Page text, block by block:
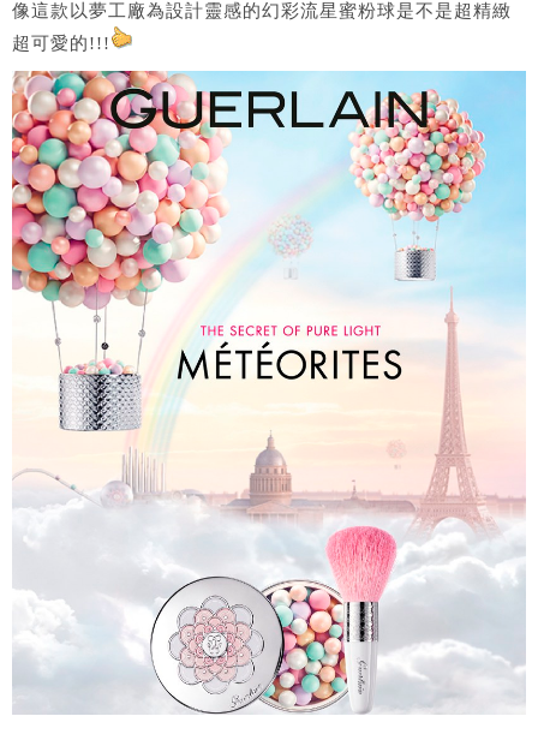
像這款以夢工廠為設計靈感的幻彩流星蜜粉球是不是超精緻
超可愛的!!!